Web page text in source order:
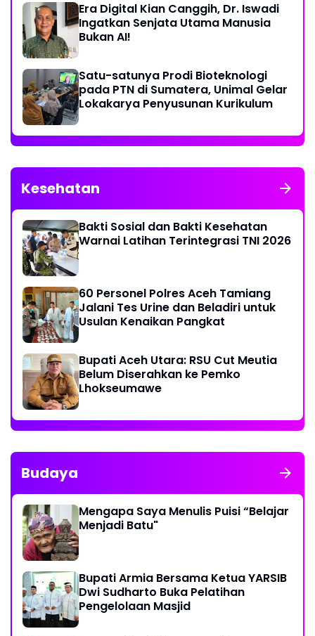
Era Digital Kian Canggih, Dr. Iswadi
Ingatkan Senjata Utama Manusia
Bukan AI!
Satu-satunya Prodi Bioteknologi
pada PTN di Sumatera, Unimal Gelar
Lokakarya Penyusunan Kurikulum
Kesehatan
Bakti Sosial dan Bakti Kesehatan
Warnai Latihan Terintegrasi TNI 2026
60 Personel Polres Aceh Tamiang
Jalani Tes Urine dan Beladiri untuk
Usulan Kenaikan Pangkat
Bupati Aceh Utara: RSU Cut Meutia
Belum Diserahkan ke Pemko
Lhokseumawe
Budaya
Mengapa Saya Menulis Puisi “Belajar
Menjadi Batu"
Bupati Armia Bersama Ketua YARSIB
Dwi Sudharto Buka Pelatihan
Pengelolaan Masjid